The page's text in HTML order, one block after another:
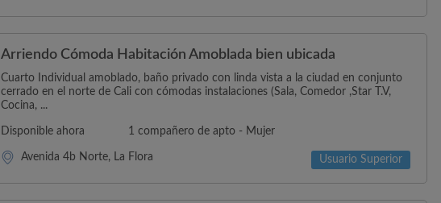
Arriendo Cómoda Habitación Amoblada bien ubicada
Cuarto Individual amoblado, baño privado con linda vista a la ciudad en conjunto
cerrado en el norte de Cali con cómodas instalaciones (Sala, Comedor ,Star T.V,
Cocina, ...
Disponible ahora 1 compañero de apto - Mujer
Avenida 4b Norte, La Flora Usuario Superior